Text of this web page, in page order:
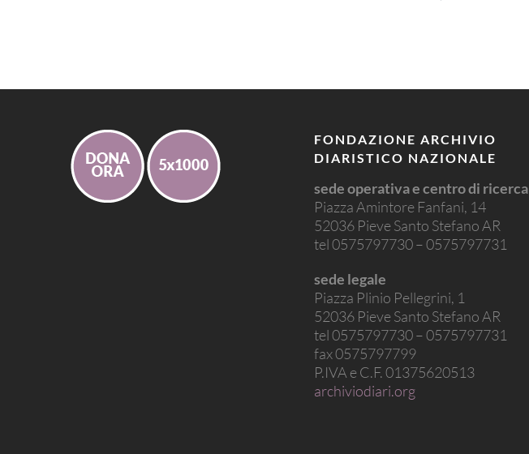
FONDAZIONE ARCHIVIO
DIARISTICO NAZIONALE
sede operativa e centro di ricerca
Piazza Amintore Fanfani, 14
52036 Pieve Santo Stefano AR
tel 0575797730 – 0575797731
sede legale
Piazza Plinio Pellegrini, 1
52036 Pieve Santo Stefano AR
tel 0575797730 – 0575797731
fax 0575797799
P.IVA e C.F. 01375620513
archiviodiari.org